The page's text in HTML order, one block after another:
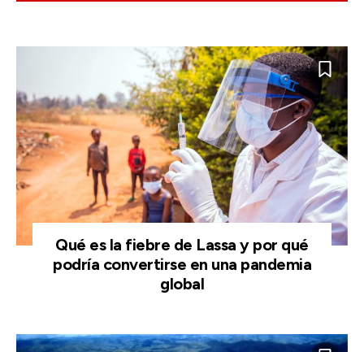
Qué es la fiebre de Lassa y por qué
podría convertirse en una pandemia
global